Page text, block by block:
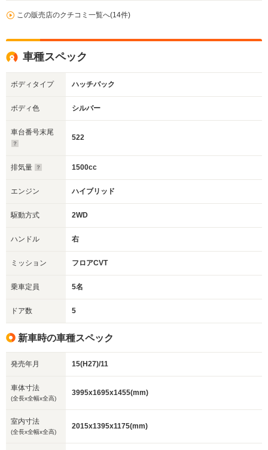
この販売店のクチコミ一覧へ(14件)
車種スペック
ボディタイプ ハッチバック
ボディ色 シルバー
車台番号末尾
522
排気量 1500cc
エンジン ハイブリッド
駆動方式 2WD
ハンドル 右
ミッション フロアCVT
乗車定員 5名
ドア数 5
新車時の車種スペック
発売年月 15(H27)/11
車体寸法
(全長x全幅x全高)
3995x1695x1455(mm)
室内寸法
(全長x全幅x全高)
2015x1395x1175(mm)